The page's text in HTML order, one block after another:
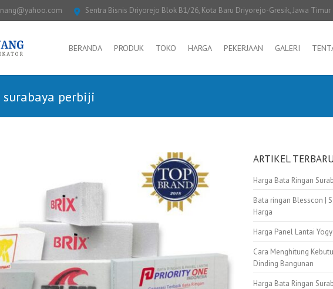
Sentra Bisnis Driyorejo Blok B1/26, Kota Baru Driyorejo-Gresik, Jawa Timur
BERANDA PRODUK TOKO HARGA PEKERJAAN GALERI
perbiji
ARTIKEL TERBARU
Harga Bata Ringan
Bata ringan Blesscon |
Harga
Harga Panel Lantai
Cara Menghitung
Dinding Bangunan
Harga Bata Ringan